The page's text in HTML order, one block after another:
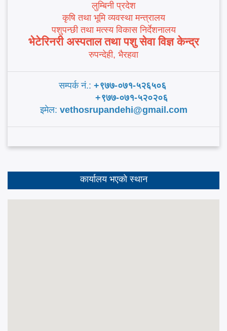
लुम्बिनी प्रदेश
कृषि तथा भूमि व्यवस्था मन्त्रालय
पशुपन्छी तथा मत्स्य विकास निर्देशनालय
भेटेरिनरी अस्पताल तथा पशु सेवा विज्ञ केन्द्र
रुपन्देही, भैरहवा
सम्पर्क नं.: +९७७-०७१-५२६५०६
+९७७-०७१-५२०२०६
इमेल: vethosrupandehi@gmail.com
कार्यालय भएकाे स्थान